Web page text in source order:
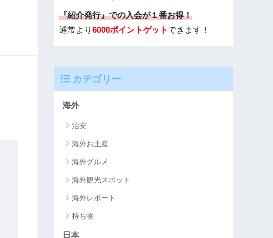
『紹介発行』での入会が１番お得！
通常より6000ポイントゲット できます！
カテゴリー
海外
治安
海外お土産
海外グルメ
海外観光スポット
海外レポート
持ち物
日本